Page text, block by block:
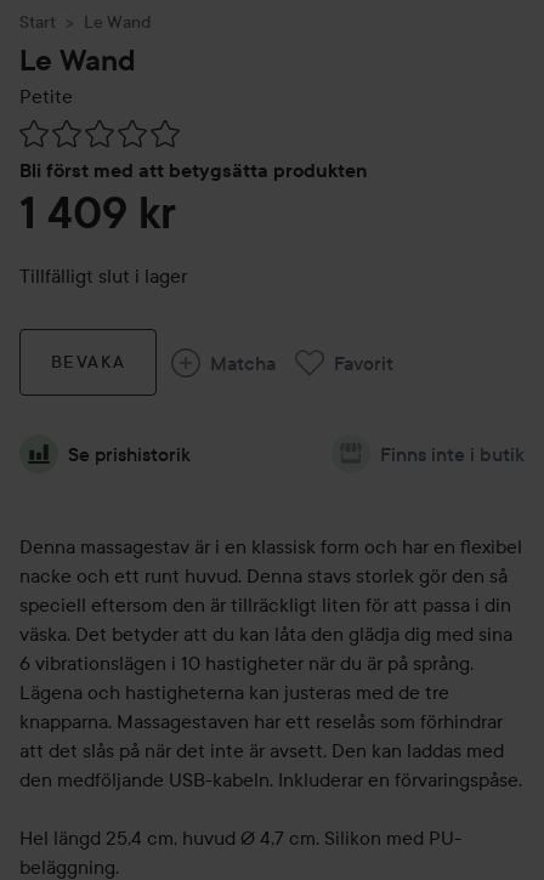
Start Le Wand
Le Wand
Petite
Bli först med att betygsätta produkten
Hoppa till Betyg & kommentarer
1 409 kr
Tillfälligt slut i lager
BEVAKA Matcha Favorit
Se prishistorik Finns inte i butik
Denna massagestav är i en klassisk form och har en flexibel
nacke och ett runt huvud. Denna stavs storlek gör den så
speciell eftersom den är tillräckligt liten för att passa i din
väska. Det betyder att du kan låta den glädja dig med sina
6 vibrationslägen i 10 hastigheter när du är på språng.
Lägena och hastigheterna kan justeras med de tre
knapparna. Massagestaven har ett reselås som förhindrar
att det slås på när det inte är avsett. Den kan laddas med
den medföljande USB-kabeln. Inkluderar en förvaringspåse.
Hel längd 25,4 cm, huvud Ø 4,7 cm. Silikon med PU-
beläggning.